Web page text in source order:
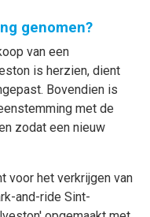
genomen?
van een
is herzien, dient
Bovendien is
met de
zodat een nieuw
voor het verkrijgen van
and-ride Sint-